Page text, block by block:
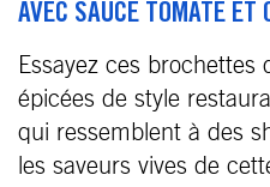
AVEC SAUCE TOMATE ET
Essayez ces
épicées de style
qui ressemblent à des
les saveurs vives de